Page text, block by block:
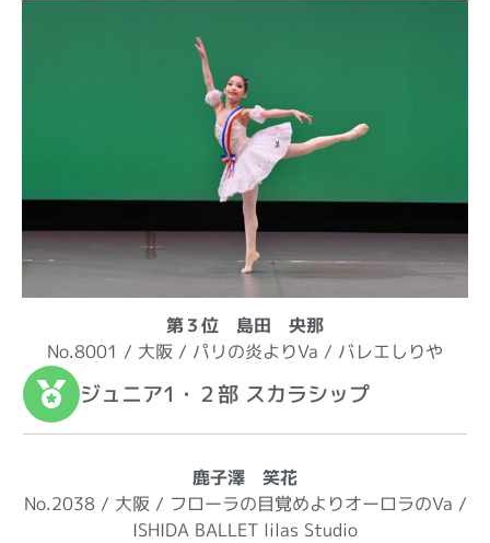
第３位 島田 央那
No.8001 / 大阪 / パリの炎よりVa / バレエしりや
ジュニア1・２部 スカラシップ
鹿子澤 笑花
No.2038 / 大阪 / フローラの目覚めよりオーロラのVa /
ISHIDA BALLET lilas Studio